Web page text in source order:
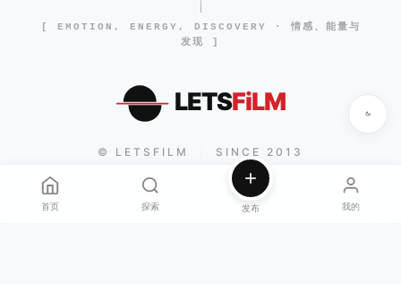
[ EMOTION, ENERGY, DISCOVERY · 情感、能量与
发现 ]
LETSFiLM
© LETSFILM SINCE 2013
首页 探索 发布 我的